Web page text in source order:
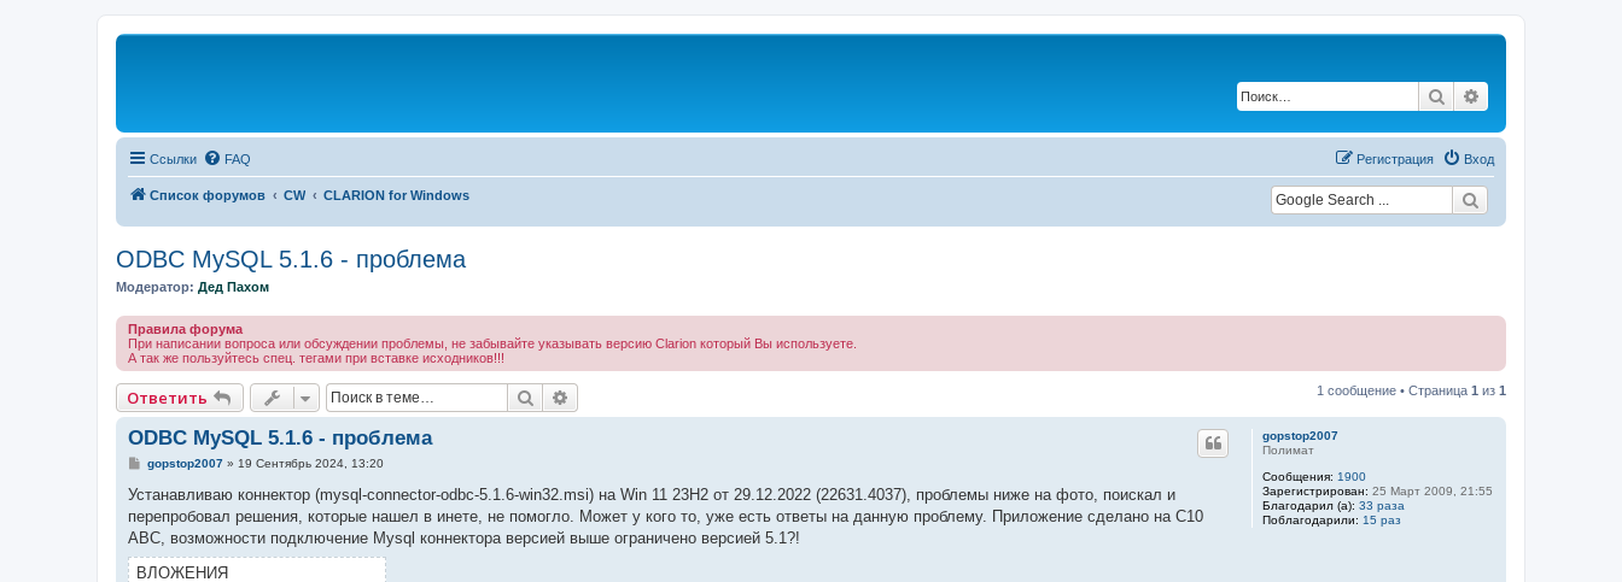
Поиск
Ссылки FAQ Вход
Регистрация
Список форумов CW CLARION for Windows
ODBC MySQL 5.1.6 - проблема
Модератор: Дед Пахом
Правила форума
При написании вопроса или обсуждении проблемы, не забывайте указывать версию Clarion который Вы используете.
А так же пользуйтесь спец. тегами при вставке исходников!!!
Ответить Поиск 1 сообщение • Страница 1 из 1
gopstop2007
Полимат
Сообщения: 1900
Зарегистрирован: 25 Март 2009, 21:55
Благодарил (а): 33 раза
Поблагодарили: 15 раз
ODBC MySQL 5.1.6 - проблема
С
о
щ
е
е
gopstop2007» 19 Сентябрь 2024, 13:20
Устанавливаю коннектор (mysql-connector-odbc-5.1.6-win32.msi) на Win 11 23H2 от 29.‎12.‎2022 (22631.4037), проблемы ниже на фото, поискал и
перепробовал решения, которые нашел в инете, не помогло. Может у кого то, уже есть ответы на данную проблему. Приложение сделано на C10
ABC, возможности подключение Mysql коннектора версией выше ограничено версией 5.1?!
ВЛОЖЕНИЯ